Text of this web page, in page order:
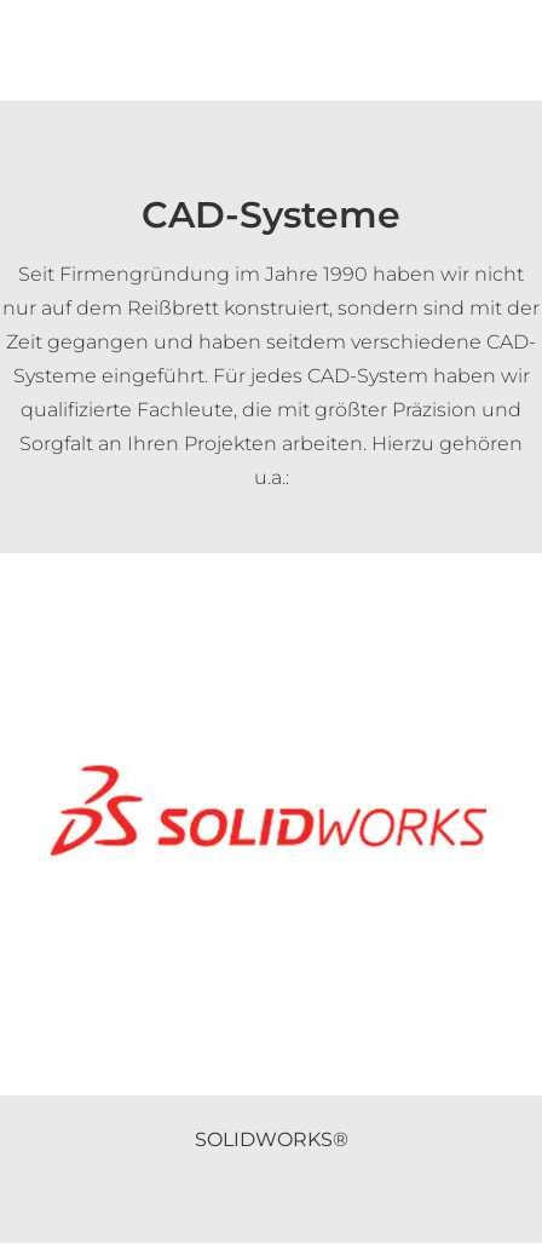
CAD-Systeme
Seit Firmengründung im Jahre 1990 haben wir nicht
nur auf dem Reißbrett konstruiert, sondern sind mit der
Zeit gegangen und haben seitdem verschiedene CAD-
Systeme eingeführt. Für jedes CAD-System haben wir
qualifizierte Fachleute, die mit größter Präzision und
Sorgfalt an Ihren Projekten arbeiten. Hierzu gehören
u.a.:
SOLIDWORKS®